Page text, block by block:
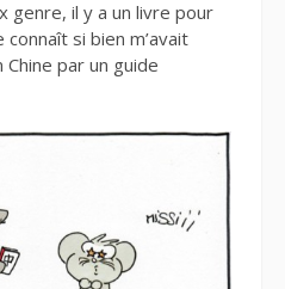
genre, il y a un livre pour
si bien m’avait
Chine par un guide